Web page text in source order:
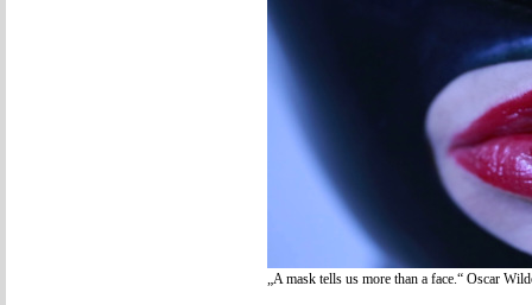
„A mask tells us more than a face.“ Oscar